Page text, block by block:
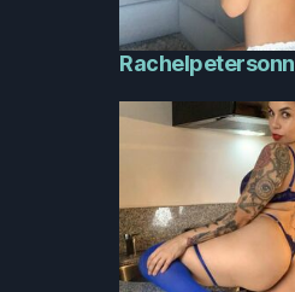
Rachelpetersonn